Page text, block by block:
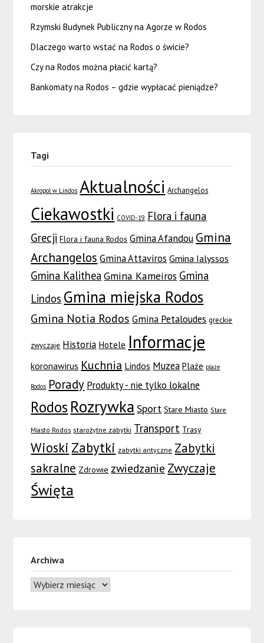
morskie atrakcje
Rzymski Budynek Publiczny na Agorze w Rodos
Dlaczego warto wstać na Rodos o świcie?
Czy na Rodos można płacić kartą?
Bankomaty na Rodos – gdzie wypłacać pieniądze?
Tagi
Akropol w Lindos Aktualności Archangelos
Ciekawostki COVID-19 Flora i fauna
Grecji Flora i fauna Rodos Gmina Afandou Gmina
Archangelos Gmina Attaviros Gmina Ialyssos
Gmina KalitheaGmina Kameiros Gmina
Lindos Gmina miejska Rodos
Gmina Notia Rodos Gmina Petaloudes greckie
zwyczaje Historia Hotele Informacje
koronawirus Kuchnia Lindos Muzea Plaże plaże
Rodos Porady Produkty - nie tylko lokalne
Rodos Rozrywka Sport Stare Miasto Stare
Miasto Rodos starożytne zabytki Transport Trasy
Wioski Zabytki zabytki antyczne Zabytki
sakralne Zdrowie zwiedzanie Zwyczaje
Święta
Archiwa